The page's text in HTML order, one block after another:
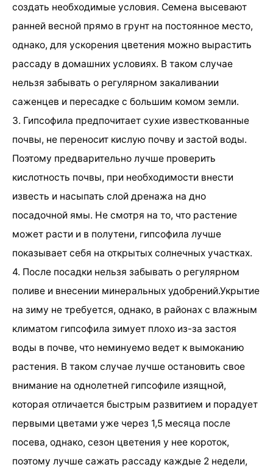
создать необходимые условия. Семена высевают
ранней весной прямо в грунт на постоянное место,
однако, для ускорения цветения можно вырастить
рассаду в домашних условиях. В таком случае
нельзя забывать о регулярном закаливании
саженцев и пересадке с большим комом земли.
3. Гипсофила предпочитает сухие известкованные
почвы, не переносит кислую почву и застой воды.
Поэтому предварительно лучше проверить
кислотность почвы, при необходимости внести
известь и насыпать слой дренажа на дно
посадочной ямы. Не смотря на то, что растение
может расти и в полутени, гипсофила лучше
показывает себя на открытых солнечных участках.
4. После посадки нельзя забывать о регулярном
поливе и внесении минеральных удобрений.Укрытие
на зиму не требуется, однако, в районах с влажным
климатом гипсофила зимует плохо из-за застоя
воды в почве, что неминуемо ведет к вымоканию
растения. В таком случае лучше остановить свое
внимание на однолетней гипсофиле изящной,
которая отличается быстрым развитием и порадует
первыми цветами уже через 1,5 месяца после
посева, однако, сезон цветения у нее короток,
поэтому лучше сажать рассаду каждые 2 недели,